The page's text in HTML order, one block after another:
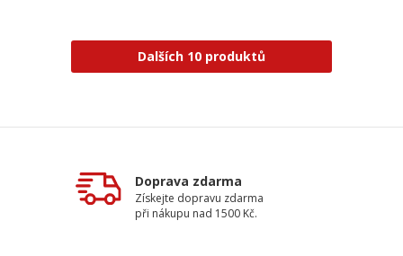
Dalších 10 produktů
Doprava zdarma
Získejte dopravu zdarma
při nákupu nad 1500 Kč.